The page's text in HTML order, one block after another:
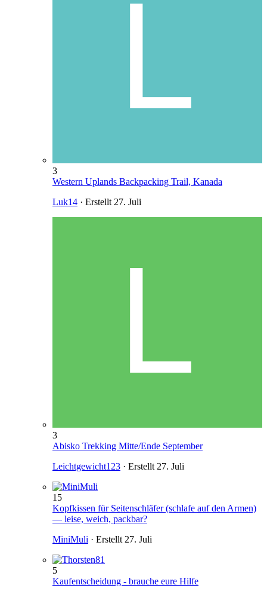
3
Western Uplands Backpacking Trail, Kanada
Luk14 · Erstellt27. Juli
3
Abisko Trekking Mitte/Ende September
Leichtgewicht123 · Erstellt27. Juli
15
Kopfkissen für Seitenschläfer (schlafe auf den Armen)
— leise, weich, packbar?
MiniMuli · Erstellt27. Juli
5
Kaufentscheidung - brauche eure Hilfe